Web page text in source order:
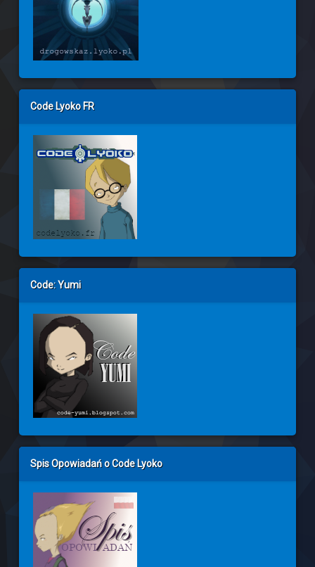
Code Lyoko FR
Code: Yumi
Spis Opowiadań o Code Lyoko